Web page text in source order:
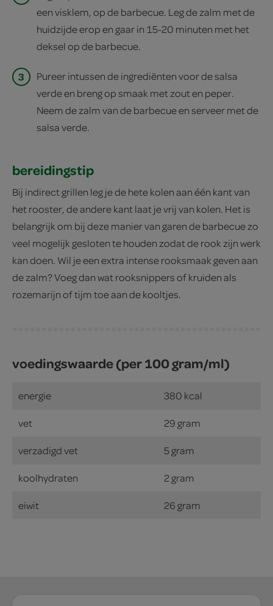
een visklem, op de barbecue. Leg de zalm met de
huidzijde erop en gaar in 15-20 minuten met het
deksel op de barbecue.
3
Pureer intussen de ingrediënten voor de salsa
verde en breng op smaak met zout en peper.
Neem de zalm van de barbecue en serveer met de
salsa verde.
bereidingstip
Bij indirect grillen leg je de hete kolen aan één kant van
het rooster, de andere kant laat je vrij van kolen. Het is
belangrijk om bij deze manier van garen de barbecue zo
veel mogelijk gesloten te houden zodat de rook zijn werk
kan doen. Wil je een extra intense rooksmaak geven aan
de zalm? Voeg dan wat rooksnippers of kruiden als
rozemarijn of tijm toe aan de kooltjes.
voedingswaarde (per 100 gram/ml)
energie 380 kcal
vet 29 gram
verzadigd vet 5 gram
koolhydraten 2 gram
eiwit 26 gram